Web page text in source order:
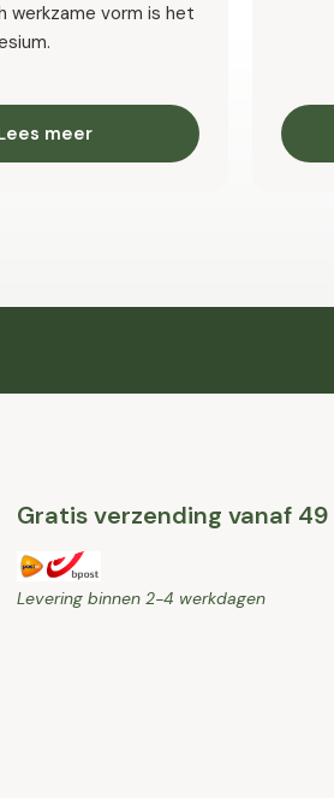
werkzame vorm is het
meer
Gratis verzending vanaf 49
Levering binnen 2-4 werkdagen